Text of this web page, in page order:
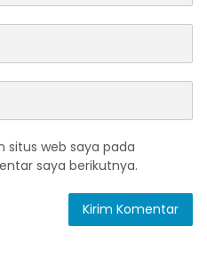
situs web saya pada
saya berikutnya.